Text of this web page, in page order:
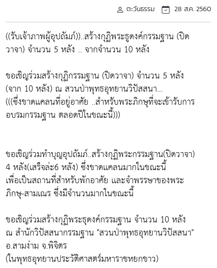
ตะวันธรรม 28 ส.ค. 2560
((รับเจ้าภาพผู้อุปถัมภ์))..สร้างกุฏิพระธูดงค์กรรมฐาน (ปิด
วาจา) จำนวน 5 หลัง .. จากจำนวน 10 หลัง
ขอเชิญร่วมสร้างกุฏิกรรมฐาน (ปิดวาจา) จำนวน 5 หลัง
(จาก 10 หลัง) ณ สวนป่าพุทธอุทยานวิปัสสนา...
(((ซึ่งขาดเเคลนที่อยู่อาศัย ..สำหรับพระภิกษุที่จะเข้ารับการ
อบรมกรรมฐาน ตลอดปีในขณะนี้)))
ขอเชิญร่วมทำบุญอุปถัมภ์..สร้างกุฏิพระกรรมฐาน(ปิดวาจา)
4 หลัง(เสร็จล่ะ6 หลัง) ซึ่งขาดเเคลนมากในขณะนี้
เพื่อเป็นสถานที่สำหรับพักอาศัย เเละจำพรรษาของพระ
ภิกษุ-สามเณร ซึ่งมีจำนวนมากในขณะนี้
ขอเชิญร่วมสร้างกุฏิพระธุดงค์กรรมฐาน จำนวน 10 หลัง
ณ สำนักวิปัสสนากรรมฐาน "สวนป่าพุทธอุทยานวิปัสสนา"
อ.สามง่าม จ.พิจิตร
(ในพุทธอุทยานประวัติศาสตร์มหาราชหยกขาว)